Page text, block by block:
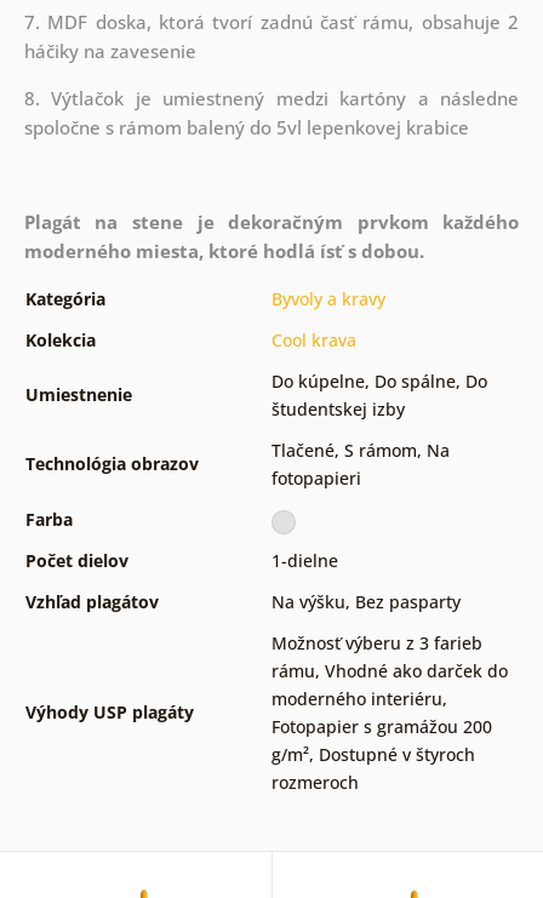
7. MDF doska, ktorá tvorí zadnú časť rámu, obsahuje 2
háčiky na zavesenie
8. Výtlačok je umiestnený medzi kartóny a následne
spoločne s rámom balený do 5vl lepenkovej krabice
Plagát na stene je dekoračným prvkom každého
moderného miesta, ktoré hodlá ísť s dobou.
Kategória
Byvoly a kravy
Kolekcia
Cool krava
Umiestnenie
Do kúpelne, Do spálne, Do
študentskej izby
Technológia obrazov
Tlačené, S rámom, Na
fotopapieri
Farba
Počet dielov
1-dielne
Vzhľad plagátov
Na výšku, Bez pasparty
Výhody USP plagáty
Možnosť výberu z 3 farieb
rámu, Vhodné ako darček do
moderného interiéru,
Fotopapier s gramážou 200
g/m², Dostupné v štyroch
rozmeroch